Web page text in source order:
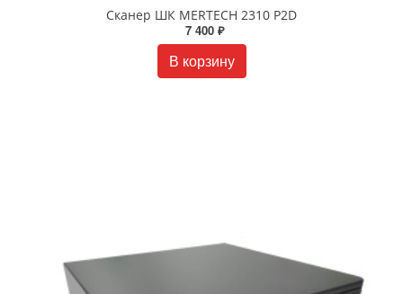
Сканер ШК MERTECH 2310 P2D
7 400 ₽
В корзину